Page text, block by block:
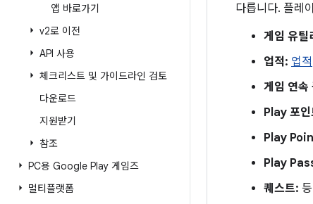
앱 바로가기
v2로 이전
API 사용
체크리스트 및 가이드라인 검토
다운로드
지원받기
참조
PC용 Google Play 게임즈
멀티플랫폼
다릅니다. 플레
게임 유틸
업적: 업적
게임 연속
Play 포인
Play
Play
퀘스트: